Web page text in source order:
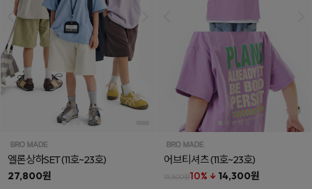
엘론상하SET(11호~23호)
27,800원
어브티셔츠(11호~23호)
15,800원10% ↓ 14,300원